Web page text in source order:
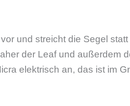
und streicht die Segel
der Leaf und außerdem
elektrisch an, das ist im